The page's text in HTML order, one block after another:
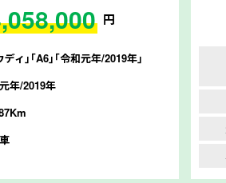
円
ディ｣｢A6｣｢令和元年/2019年｣
年/2019年